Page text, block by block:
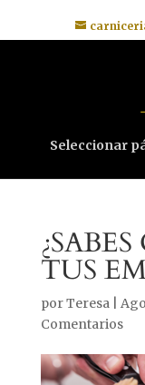
Seleccionar
TUS
porTeresa|
Comentarios